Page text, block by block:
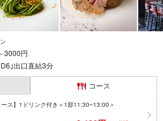
3000円
｣出口直結3分
コース
ース】1ドリンク付き＜1部11:30~13:00＞